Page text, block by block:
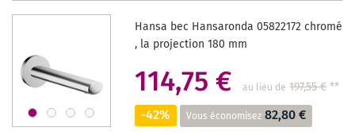
SOUHAITS
Hansa bec Hansaronda 05822172 chromé
, la projection 180 mm
114,75 € au lieu de 197,55 €**
-42% Vous économisez 82,80 €